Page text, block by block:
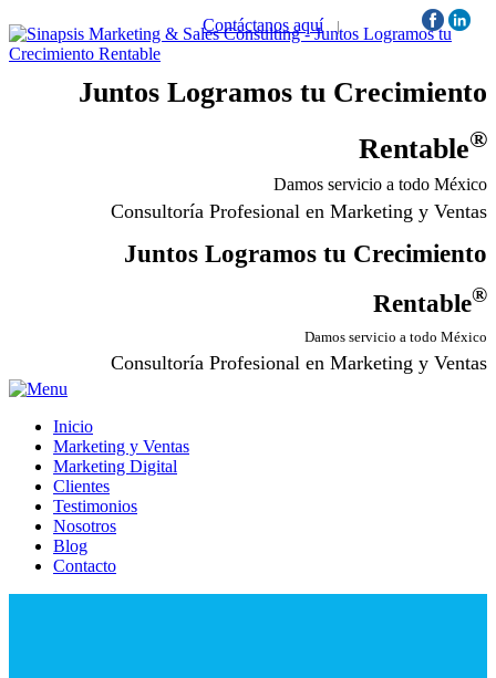
Contáctanos aquí | Síguenos:
Juntos Logramos tu Crecimiento
Rentable®
Damos servicio a todo México
Consultoría Profesional en Marketing y Ventas
Juntos Logramos tu Crecimiento
Rentable®
Damos servicio a todo México
Consultoría Profesional en Marketing y Ventas
Inicio
Marketing y Ventas
Marketing Digital
Clientes
Testimonios
Nosotros
Blog
Contacto